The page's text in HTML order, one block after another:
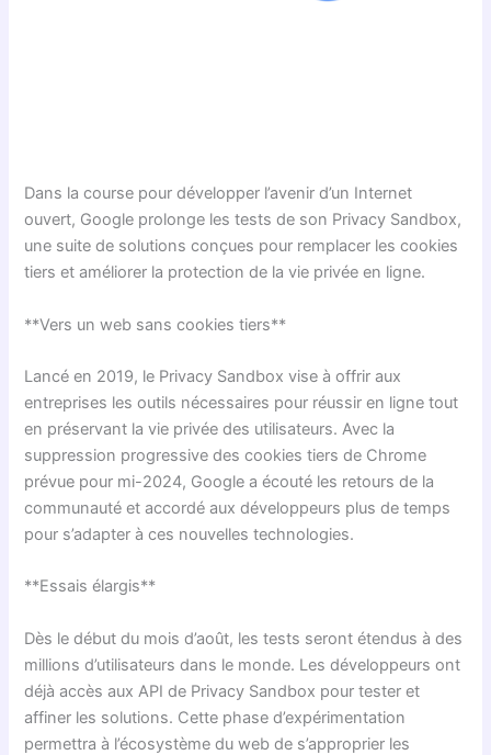
Dans la course pour développer l’avenir d’un Internet
ouvert, Google prolonge les tests de son Privacy Sandbox,
une suite de solutions conçues pour remplacer les cookies
tiers et améliorer la protection de la vie privée en ligne.
**Vers un web sans cookies tiers**
Lancé en 2019, le Privacy Sandbox vise à offrir aux
entreprises les outils nécessaires pour réussir en ligne tout
en préservant la vie privée des utilisateurs. Avec la
suppression progressive des cookies tiers de Chrome
prévue pour mi-2024, Google a écouté les retours de la
communauté et accordé aux développeurs plus de temps
pour s’adapter à ces nouvelles technologies.
**Essais élargis**
Dès le début du mois d’août, les tests seront étendus à des
millions d’utilisateurs dans le monde. Les développeurs ont
déjà accès aux API de Privacy Sandbox pour tester et
affiner les solutions. Cette phase d’expérimentation
permettra à l’écosystème du web de s’approprier les